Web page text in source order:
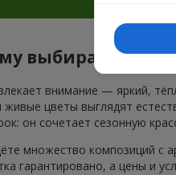
выбирают
внимание — яркий,
живые цветы выглядят
он сочетает сезонную
множество композиций с
гарантировано, а цены и